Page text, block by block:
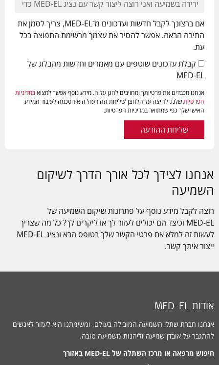
אם ברצונך לקבל חדשות ועדכונים מ־MED-EL, צריך לסמן את
התיבה הבאה. אפשר להסיר את עצמך מרשימת התפוצה בכל
עת.
קבלת עדכונים שוטפים עם מאמרים וחדשות מהבלוג של
MED-EL
אנחנו מכבדים את פרטיותך ומחויבים להגן עליה. מידע נוסף אפשר למצואבמדיניות
הפרטיותשלנו. לחיצה על הלחצן ’שליחת ההודעה’ היא הסכמה לעיבוד המידע
האישי שלך כפי שמתואר במדיניות הפרטיות.
שליחת ההודעה
אנחנו לצידך לכל אורך הדרך לשיקום
השמיעה
רוצה לקבל מידע נוסף על פתרונות שיקום השמיעה של
MED-EL וכיצד הם יכולים לעזור לך או ליקרים לך? כל מה שצריך
לעשות זה למלא את פרטי הקשר שלך בטופס הבא ונציגMED-EL
ייצור איתך קשר.
אודות MED-EL
אנחנו חברת שתלי השמיעה המובילה בעולם, ומשימתנו היא לעזור לאנשים
להתגבר על אובדן שמיעה וליהנות משמיעה טובה.
חיפוש מרפאה או מרכז השתלה של MED-EL באזורך